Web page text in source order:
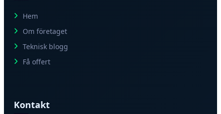
Hem
Om företaget
Teknisk blogg
Få offert
Kontakt